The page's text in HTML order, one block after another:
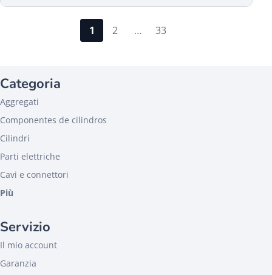
1 2 … 33
Categoria
Aggregati
Componentes de cilindros
Cilindri
Parti elettriche
Cavi e connettori
Più
Servizio
Il mio account
Garanzia